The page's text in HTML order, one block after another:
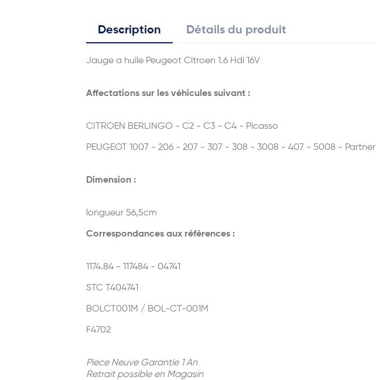
Description Détails du produit
Jauge a huile Peugeot Citroen 1.6 Hdi 16V
Affectations sur les véhicules suivant :
CITROEN BERLINGO - C2 - C3 - C4 - Picasso
PEUGEOT 1007 - 206 - 207 - 307 - 308 - 3008 - 407 - 5008 - Partner
Dimension :
longueur 56,5cm
Correspondances aux références :
1174.84 - 117484 - 04741
STC T404741
BOLCT001M / BOL-CT-001M
F4702
Piece Neuve Garantie 1 An
Retrait possible en Magasin